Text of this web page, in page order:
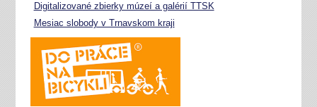
Digitalizované zbierky múzeí a galérií TTSK
Mesiac slobody v Trnavskom kraji